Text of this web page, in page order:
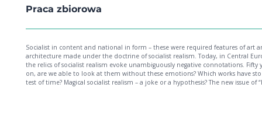
Praca zbiorowa
Socialist in content and national in form – these were required features of art
architecture made under the doctrine of socialist realism. Today, in Central
the relics of socialist realism evoke unambiguously negative connotations. Fifty
on, are we able to look at them without these emotions? Which works have
test of time? Magical socialist realism – a joke or a hypothesis? The new issue of “Herito”